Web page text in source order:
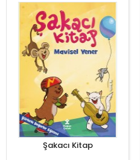
Şakacı Kitap